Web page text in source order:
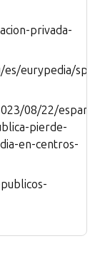
privada-
eurypedia/
08/22/espana-
pierde-
en-centros-